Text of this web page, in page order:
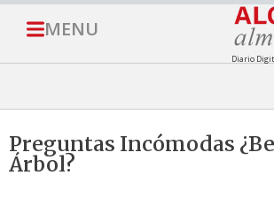
MENU
Diario
Preguntas Incómodas
Árbol?